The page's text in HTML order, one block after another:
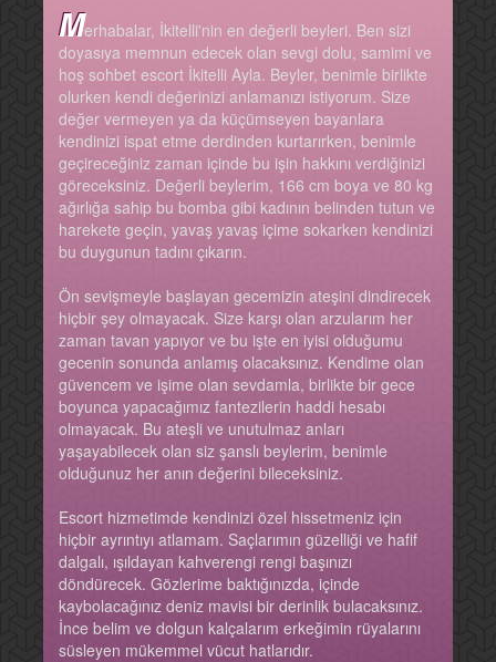
Merhabalar, İkitelli'nin en değerli beyleri. Ben sizi
doyasıya memnun edecek olan sevgi dolu, samimi ve
hoş sohbet escort İkitelli Ayla. Beyler, benimle birlikte
olurken kendi değerinizi anlamanızı istiyorum. Size
değer vermeyen ya da küçümseyen bayanlara
kendinizi ispat etme derdinden kurtarırken, benimle
geçireceğiniz zaman içinde bu işin hakkını verdiğinizi
göreceksiniz. Değerli beylerim, 166 cm boya ve 80 kg
ağırlığa sahip bu bomba gibi kadının belinden tutun ve
harekete geçin, yavaş yavaş içime sokarken kendinizi
bu duygunun tadını çıkarın.
Ön sevişmeyle başlayan gecemizin ateşini dindirecek
hiçbir şey olmayacak. Size karşı olan arzularım her
zaman tavan yapıyor ve bu işte en iyisi olduğumu
gecenin sonunda anlamış olacaksınız. Kendime olan
güvencem ve işime olan sevdamla, birlikte bir gece
boyunca yapacağımız fantezilerin haddi hesabı
olmayacak. Bu ateşli ve unutulmaz anları
yaşayabilecek olan siz şanslı beylerim, benimle
olduğunuz her anın değerini bileceksiniz.
Escort hizmetimde kendinizi özel hissetmeniz için
hiçbir ayrıntıyı atlamam. Saçlarımın güzelliği ve hafif
dalgalı, ışıldayan kahverengi rengi başınızı
döndürecek. Gözlerime baktığınızda, içinde
kaybolacağınız deniz mavisi bir derinlik bulacaksınız.
İnce belim ve dolgun kalçalarım erkeğimin rüyalarını
süsleyen mükemmel vücut hatlarıdır.